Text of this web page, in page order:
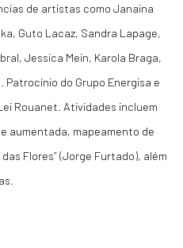
de artistas como Janaina
Guto Lacaz, Sandra Lapage,
Jessica Mein, Karola Braga,
Patrocínio do Grupo Energisa e
Rouanet. Atividades incluem
aumentada, mapeamento de
Flores” (Jorge Furtado), além